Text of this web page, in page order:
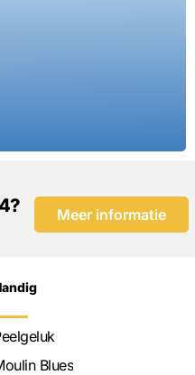
Meer informatie
Blues